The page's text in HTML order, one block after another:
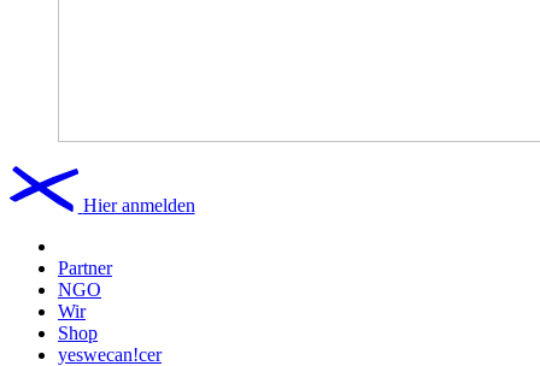
Hier anmelden
Partner
NGO
Wir
Shop
yeswecan!cer